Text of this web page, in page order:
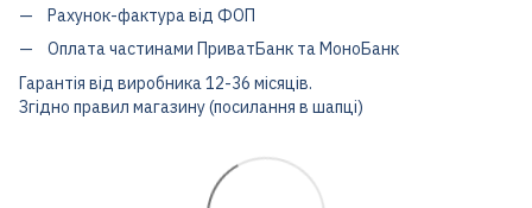
Рахунок-фактура від ФОП
Оплата частинами ПриватБанк та МоноБанк
Гарантія від виробника 12-36 місяців.
Згідно правил магазину (посилання в шапці)